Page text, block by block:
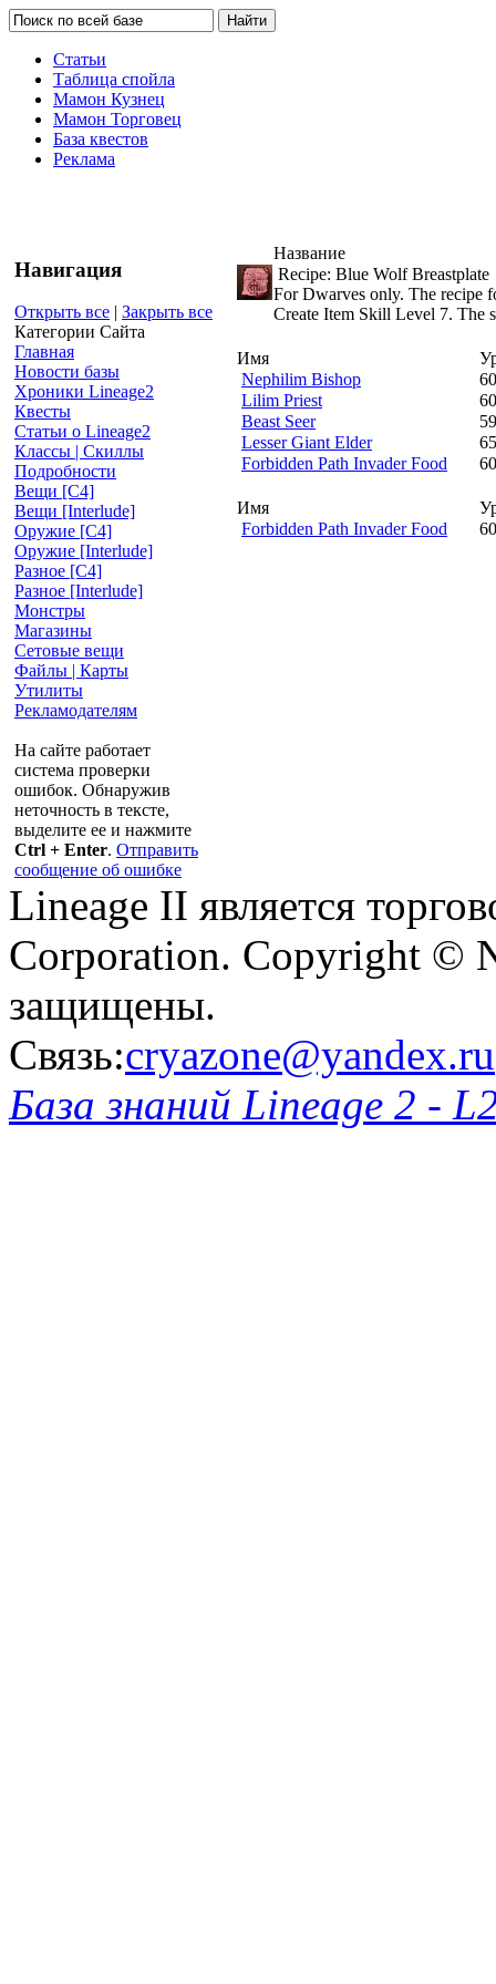
Статьи
Таблица спойла
Мамон Кузнец
Мамон Торговец
База квестов
Реклама
Навигация
Открыть все | Закрыть все
Категории Сайта
Главная
Новости базы
Хроники Lineage2
Квесты
Статьи о Lineage2
Классы | Скиллы
Подробности
Вещи [С4]
Вещи [Interlude]
Оружие [С4]
Оружие [Interlude]
Разное [C4]
Разное [Interlude]
Монстры
Магазины
Сетовые вещи
Файлы | Карты
Утилиты
Рекламодателям
На сайте работает
система проверки
ошибок. Обнаружив
неточность в тексте,
выделите ее и нажмите
Ctrl + Enter. Отправить
сообщение об ошибке
Название
Recipe: Blue Wolf Breastplate
For Dwarves only. The recipe
Create Item Skill Level 7. The
Имя
Nephilim Bishop
60
Lilim Priest
60
Beast Seer
59
Lesser Giant Elder
65
Forbidden Path Invader Food
60
Имя
Forbidden Path Invader Food
60
Lineage II является
Corporation. Copyright ©
защищены.
Связь:cryazone@yandex.ru
База знаний Lineage 2 -